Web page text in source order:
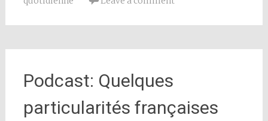
Podcast: Quelques
particularités françaises